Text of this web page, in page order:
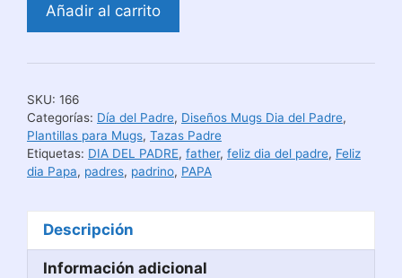
Tazas
Dia
Padre
N
4
cantidad
Añadir al carrito
SKU: 166
Categorías: Día del Padre, Diseños Mugs Dia del Padre,
Plantillas para Mugs, Tazas Padre
Etiquetas: DIA DEL PADRE, father, feliz dia del padre, Feliz
dia Papa, padres, padrino, PAPA
Descripción
Información adicional